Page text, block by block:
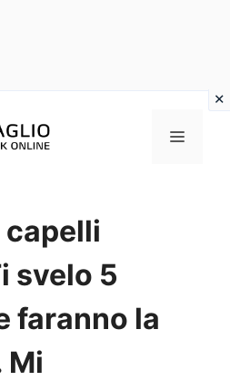
Menu
capelli
svelo 5
faranno la
Mi